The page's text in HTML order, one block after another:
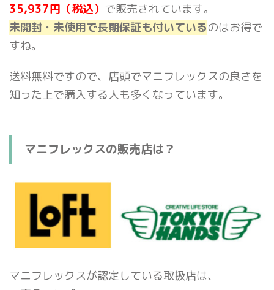
35,937円（税込） で販売されています。
未開封・未使用で長期保証も付いているのはお得で
すね。
送料無料ですので、店頭でマニフレックスの良さを
知った上で購入する人も多くなっています。
マニフレックスの販売店は？
マニフレックスが認定している取扱店は、